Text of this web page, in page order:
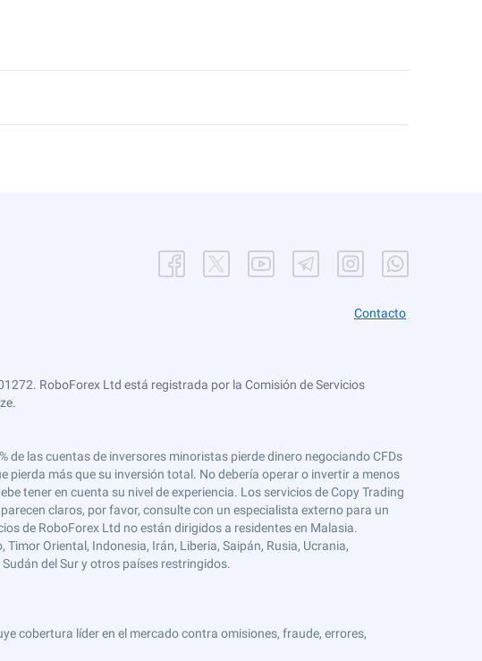
Contacto
RoboForex Ltd está registrada por la Comisión de Servicios
de las cuentas de inversores minoristas pierde dinero negociando CFDs
pierda más que su inversión total. No debería operar o invertir a menos
tener en cuenta su nivel de experiencia. Los servicios de Copy Trading
claros, por favor, consulte con un especialista externo para un
de RoboForex Ltd no están dirigidos a residentes en Malasia.
Oriental, Indonesia, Irán, Liberia, Saipán, Rusia, Ucrania,
del Sur y otros países restringidos.
cobertura líder en el mercado contra omisiones, fraude, errores,